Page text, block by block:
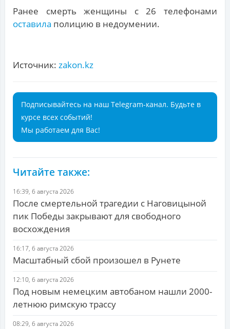
Ранее смерть женщины с 26 телефонами
оставила полицию в недоумении.
Источник: zakon.kz
Подписывайтесь на наш Telegram-канал. Будьте в
курсе всех событий!
Мы работаем для Вас!
Читайте также:
16:39, 6 августа 2026
После смертельной трагедии с Наговицыной
пик Победы закрывают для свободного
восхождения
16:17, 6 августа 2026
Масштабный сбой произошел в Рунете
12:10, 6 августа 2026
Под новым немецким автобаном нашли 2000-
летнюю римскую трассу
08:29, 6 августа 2026